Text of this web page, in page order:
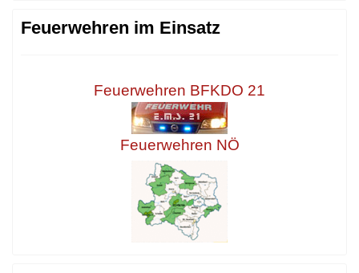
Feuerwehren im Einsatz
Feuerwehren BFKDO 21
Feuerwehren NÖ